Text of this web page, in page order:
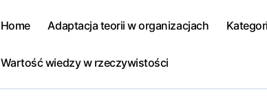
Home Adaptacja teorii w organizacjach
Wartość wiedzy w rzeczywistości